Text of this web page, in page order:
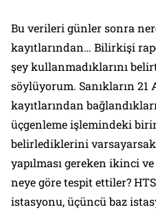
Bu verileri günler sonra
kayıtlarından… Bilirkişi
şey kullanmadıklarını
söylüyorum. Sanıkların 21
kayıtlarından
üçgenleme işlemindeki
belirlediklerini
yapılması gereken ikinci
neye göre tespit ettiler?
istasyonu, üçüncü baz